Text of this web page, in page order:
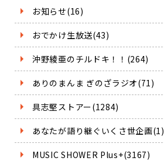
お知らせ(16)
おでかけ生放送(43)
沖野綾亜のチルドキ！！(264)
ありのまんま ぎのざラジオ(71)
具志堅ストアー(1284)
あなたが語り継ぐいくさ世企画(1)
MUSIC SHOWER Plus+(3167)